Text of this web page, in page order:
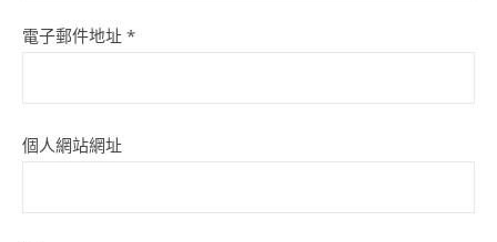
電子郵件地址 *
個人網站網址